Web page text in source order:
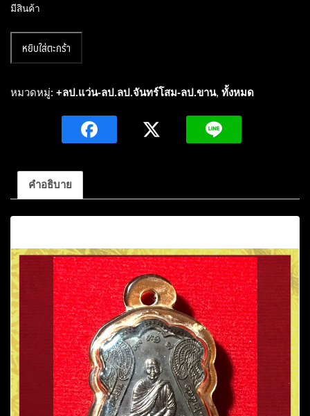
มีสินค้า
เหรียญ
รุ่น
โสม
กิตติ
เนื้อ
รมดำ
ปี2541
วัด
ป่า
นา
สีดา
จ.อุดรธานี
ชิ้น
หยิบใส่ตะกร้า
หมวดหมู่: +ลป.แว่น-ลป.ลป.จันทร์โสม-ลป.ขาน, ทั้งหมด
คำอธิบาย